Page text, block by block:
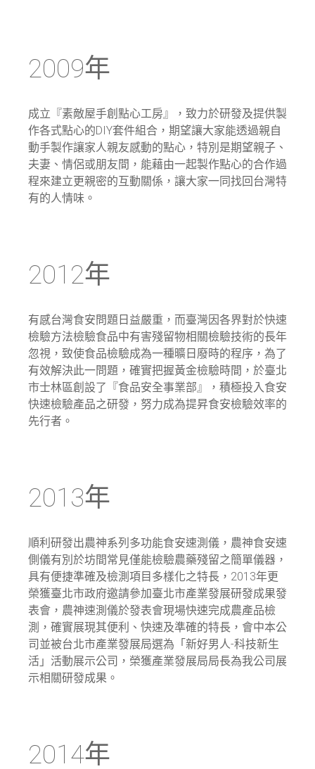
2009年
成立『素敵屋手創點心工房』，致力於研發及提供製
作各式點心的DIY套件組合，期望讓大家能透過親自
動手製作讓家人親友感動的點心，特別是期望親子、
夫妻、情侶或朋友間，能藉由一起製作點心的合作過
程來建立更親密的互動關係，讓大家一同找回台灣特
有的人情味。
2012年
有感台灣食安問題日益嚴重，而臺灣因各界對於快速
檢驗方法檢驗食品中有害殘留物相關檢驗技術的長年
忽視，致使食品檢驗成為一種曠日廢時的程序，為了
有效解決此一問題，確實把握黃金檢驗時間，於臺北
市士林區創設了『食品安全事業部』，積極投入食安
快速檢驗產品之研發，努力成為提昇食安檢驗效率的
先行者。
2013年
順利研發出農神系列多功能食安速測儀，農神食安速
側儀有別於坊間常見僅能檢驗農藥殘留之簡單儀器，
具有便捷準確及檢測項目多樣化之特長，2013年更
榮獲臺北市政府邀請參加臺北市產業發展研發成果發
表會，農神速測儀於發表會現場快速完成農產品檢
測，確實展現其便利、快速及準確的特長，會中本公
司並被台北市產業發展局選為「新好男人-科技新生
活」活動展示公司，榮獲產業發展局局長為我公司展
示相關研發成果。
2014年